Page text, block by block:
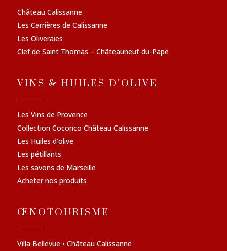
Château Calissanne
Les Carrières de Calissanne
Les Oliveraies
Clef de Saint Thomas – Châteauneuf-du-Pape
VINS & HUILES D'OLIVE
Les Vins de Provence
Collection Cocorico Château Calissanne
Les Huiles d’olive
Les pétillants
Les savons de Marseille
Acheter nos produits
ŒNOTOURISME
Villa Bellevue • Château Calissanne